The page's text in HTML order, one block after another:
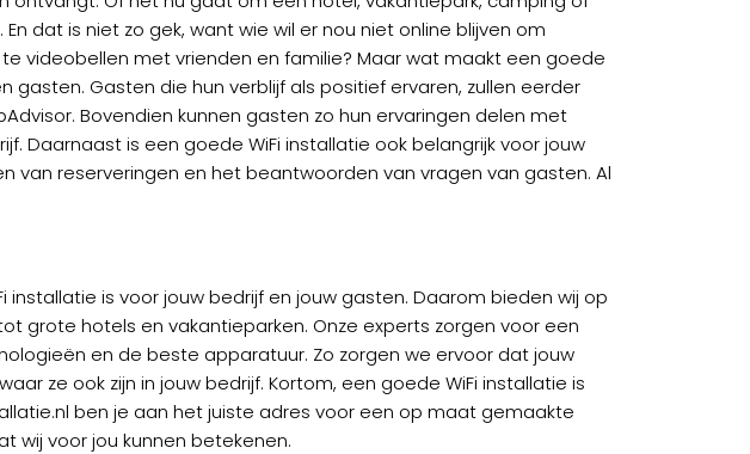
dat is niet zo gek, want wie wil er nou niet online blijven om
videobellen met vrienden en familie? Maar wat maakt een goede
gasten. Gasten die hun verblijf als positief ervaren, zullen eerder
Bovendien kunnen gasten zo hun ervaringen delen met
Daarnaast is een goede WiFi installatie ook belangrijk voor jouw
van reserveringen en het beantwoorden van vragen van gasten. Al
is voor jouw bedrijf en jouw gasten. Daarom bieden wij op
grote hotels en vakantieparken. Onze experts zorgen voor een
en de beste apparatuur. Zo zorgen we ervoor dat jouw
ze ook zijn in jouw bedrijf. Kortom, een goede WiFi installatie is
ben je aan het juiste adres voor een op maat gemaakte
wij voor jou kunnen betekenen.